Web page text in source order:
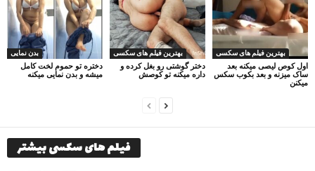
بدن نمایی
دختره تو حموم لخت کامل
میشه و بدن نمایی میکنه
بهترین فیلم های سکسی
دختر گوشتی رو بغل کرده و
داره میکنه تو کوصش
بهترین فیلم های سکسی
اول کوص لیصی میکنه بعد
ساک میزنه و بعد بکوب سکس
میکنن
فیلم های سکسی بیشتر